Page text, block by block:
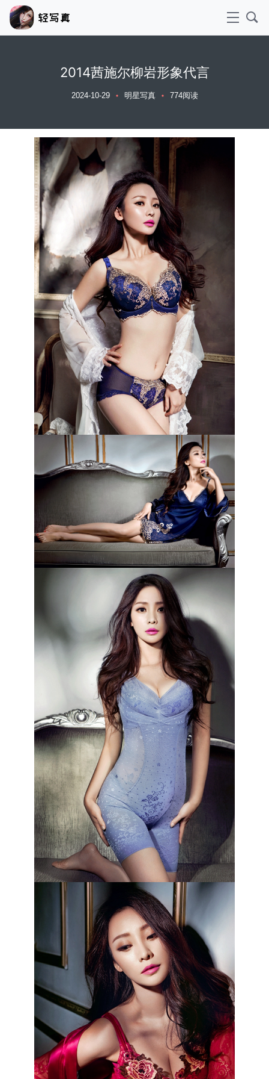
2014茜施尔柳岩形象代言
2024-10-29 明星写真 774阅读